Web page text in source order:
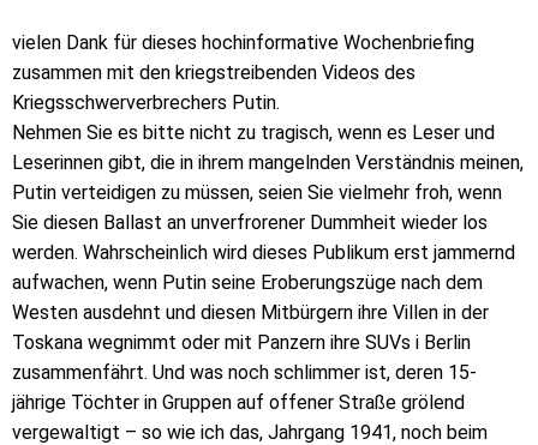
vielen Dank für dieses hochinformative Wochenbriefing
zusammen mit den kriegstreibenden Videos des
Kriegsschwerverbrechers Putin.
Nehmen Sie es bitte nicht zu tragisch, wenn es Leser und
Leserinnen gibt, die in ihrem mangelnden Verständnis meinen,
Putin verteidigen zu müssen, seien Sie vielmehr froh, wenn
Sie diesen Ballast an unverfrorener Dummheit wieder los
werden. Wahrscheinlich wird dieses Publikum erst jammernd
aufwachen, wenn Putin seine Eroberungszüge nach dem
Westen ausdehnt und diesen Mitbürgern ihre Villen in der
Toskana wegnimmt oder mit Panzern ihre SUVs i Berlin
zusammenfährt. Und was noch schlimmer ist, deren 15-
jährige Töchter in Gruppen auf offener Straße grölend
vergewaltigt – so wie ich das, Jahrgang 1941, noch beim